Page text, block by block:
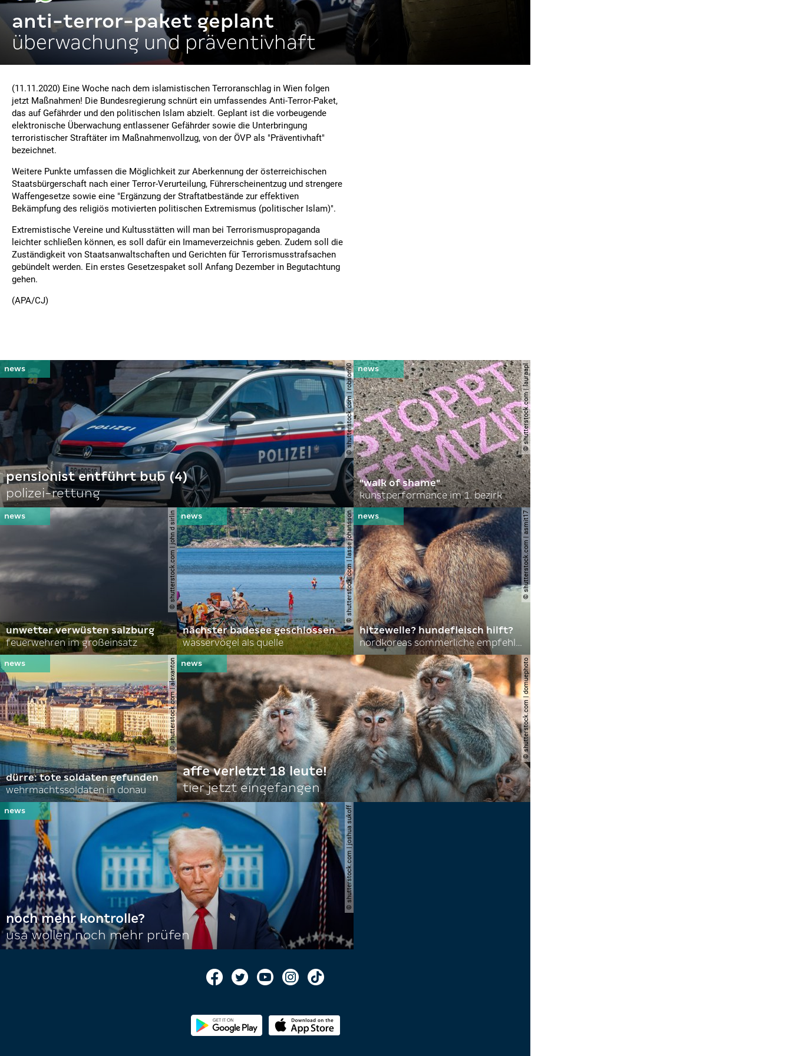
anti-terror-paket geplant
überwachung und präventivhaft
(11.11.2020) Eine Woche nach dem islamistischen Terroranschlag in Wien folgen
jetzt Maßnahmen! Die Bundesregierung schnürt ein umfassendes Anti-Terror-Paket,
das auf Gefährder und den politischen Islam abzielt. Geplant ist die vorbeugende
elektronische Überwachung entlassener Gefährder sowie die Unterbringung
terroristischer Straftäter im Maßnahmenvollzug, von der ÖVP als "Präventivhaft"
bezeichnet.
Weitere Punkte umfassen die Möglichkeit zur Aberkennung der österreichischen
Staatsbürgerschaft nach einer Terror-Verurteilung, Führerscheinentzug und strengere
Waffengesetze sowie eine "Ergänzung der Straftatbestände zur effektiven
Bekämpfung des religiös motivierten politischen Extremismus (politischer Islam)".
Extremistische Vereine und Kultusstätten will man bei Terrorismuspropaganda
leichter schließen können, es soll dafür ein Imameverzeichnis geben. Zudem soll die
Zuständigkeit von Staatsanwaltschaften und Gerichten für Terrorismusstrafsachen
gebündelt werden. Ein erstes Gesetzespaket soll Anfang Dezember in Begutachtung
gehen.
(APA/CJ)
© shutterstock.com | robson90
pensionist entführt bub (4)
polizei-rettung
© shutterstock.com | lauraapl
"walk of shame"
kunstperformance im 1. bezirk
© shutterstock.com | john d sirlin
unwetter verwüsten salzburg
feuerwehren im großeinsatz
© shutterstock.com | lasse johansson
nächster badesee geschlossen
wasservögel als quelle
© shutterstock.com | asmit17
hitzewelle? hundefleisch hilft?
nordkoreas sommerliche empfehlungen
© shutterstock.com | alexanton
dürre: tote soldaten gefunden
wehrmachtssoldaten in donau
© shutterstock.com | domuephoto
affe verletzt 18 leute!
tier jetzt eingefangen
© shutterstock.com | joshua sukoff
noch mehr kontrolle?
usa wollen noch mehr prüfen